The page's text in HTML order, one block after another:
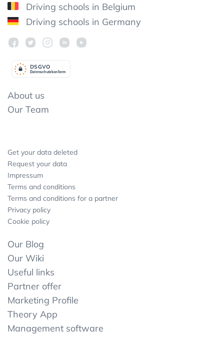
Driving schools in Belgium
Driving schools in Germany
Datenschutzkonform
DSGVO
About us
Our Team
Get your data deleted
Request your data
Impressum
Terms and conditions
Terms and conditions for a partner
Privacy policy
Cookie policy
Our Blog
Our Wiki
Useful links
Partner offer
Marketing Profile
Theory App
Management software